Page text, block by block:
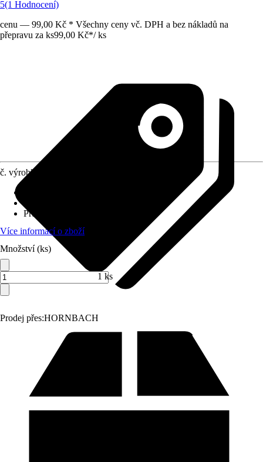
5(1 Hodnocení)
cenu — 99,00 Kč * Všechny ceny vč. DPH a bez nákladů na
přepravu za ks99,00 Kč*/ ks
Prodej přes:HORNBACH
č. výrobku
Průměr
Více informací o zboží
Množství (ks)
1 ks